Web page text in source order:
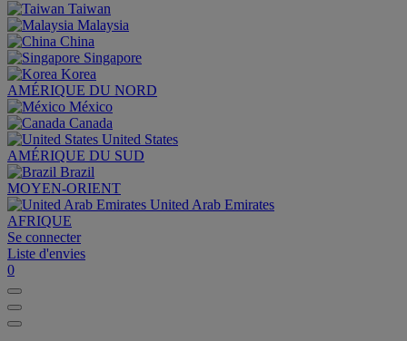
Taiwan
Malaysia
China
Singapore
Korea
AMÉRIQUE DU NORD
México
Canada
United States
AMÉRIQUE DU SUD
Brazil
MOYEN-ORIENT
United Arab Emirates
AFRIQUE
Se connecter
Liste d'envies
0